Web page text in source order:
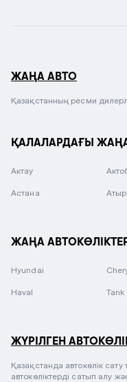
ЖАҢА АВТО
Қазақстанның ресми
ҚАЛАЛАРДАҒЫ
Актау
Астана
ЖАҢА
Hyundai
Haval Tank
ЖҮРІЛГЕН
Қазақстанда автокөлік
автокөліктерді сатып алу